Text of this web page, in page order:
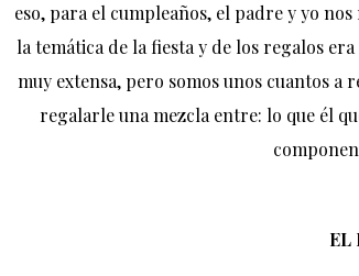
eso, para el cumpleaños, el padre y yo
la temática de la fiesta y de los regalos
muy extensa, pero somos unos cuantos a
regalarle una mezcla entre: lo que él
EL